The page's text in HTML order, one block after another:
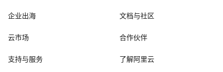
企业出海 文档与社区
云市场 合作伙伴
支持与服务 了解阿里云